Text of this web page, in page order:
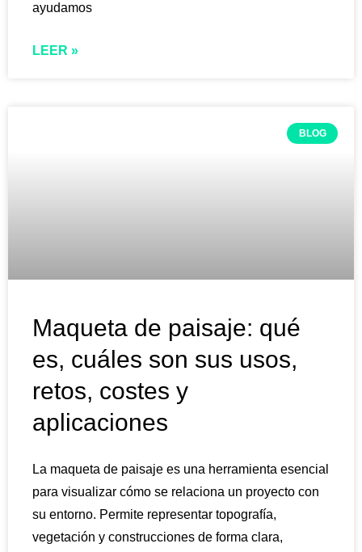
ayudamos
LEER »
BLOG
Maqueta de paisaje: qué
es, cuáles son sus usos,
retos, costes y
aplicaciones
La maqueta de paisaje es una herramienta esencial
para visualizar cómo se relaciona un proyecto con
su entorno. Permite representar topografía,
vegetación y construcciones de forma clara,